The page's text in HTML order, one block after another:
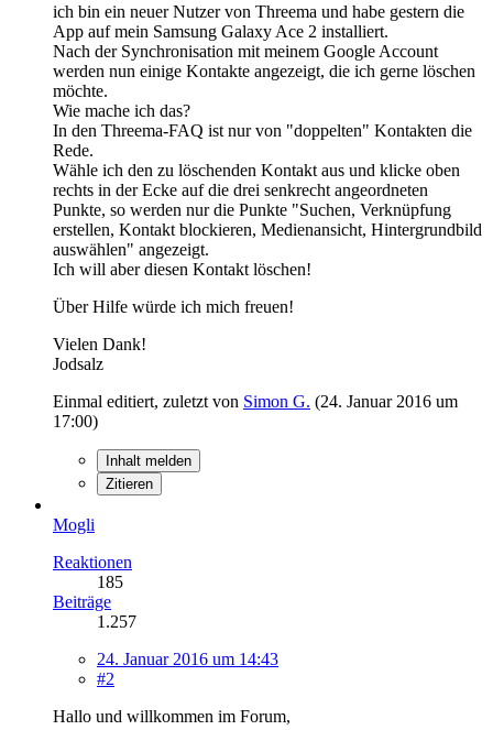
ich bin ein neuer Nutzer von Threema und habe gestern die
App auf mein Samsung Galaxy Ace 2 installiert.
Nach der Synchronisation mit meinem Google Account
werden nun einige Kontakte angezeigt, die ich gerne löschen
möchte.
Wie mache ich das?
In den Threema-FAQ ist nur von "doppelten" Kontakten die
Rede.
Wähle ich den zu löschenden Kontakt aus und klicke oben
rechts in der Ecke auf die drei senkrecht angeordneten
Punkte, so werden nur die Punkte "Suchen, Verknüpfung
erstellen, Kontakt blockieren, Medienansicht, Hintergrundbild
auswählen" angezeigt.
Ich will aber diesen Kontakt löschen!
Über Hilfe würde ich mich freuen!
Vielen Dank!
Jodsalz
Einmal editiert, zuletzt von Simon G. (24. Januar 2016 um
17:00)
Inhalt melden
Zitieren
Mogli
Reaktionen
185
Beiträge
1.257
24. Januar 2016 um 14:43
#2
Hallo und willkommen im Forum,